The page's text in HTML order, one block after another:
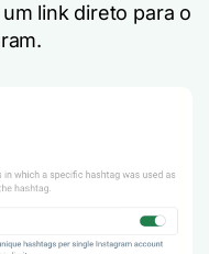
link direto para o